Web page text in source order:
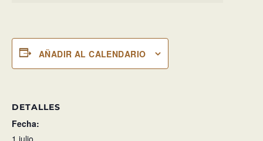
AÑADIR AL CALENDARIO
DETALLES
Fecha: